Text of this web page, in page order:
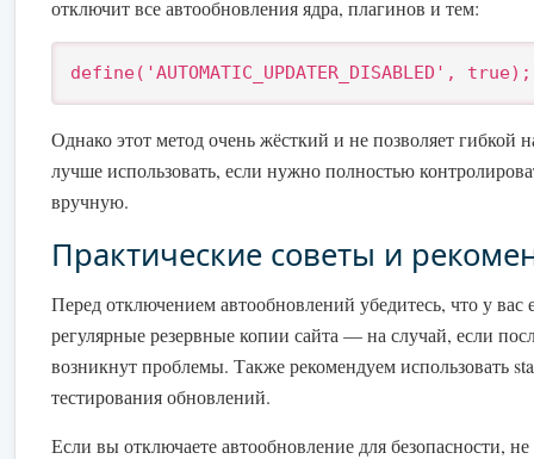
отключит все автообновления ядра, плагинов и тем:
define('AUTOMATIC_UPDATER_DISABLED', true);
Однако этот метод очень жёсткий и не позволяет гибкой
лучше использовать, если нужно полностью
вручную.
Практические советы и
Перед отключением автообновлений убедитесь, что у вас
регулярные резервные копии сайта — на случай, если
возникнут проблемы. Также рекомендуем использовать
тестирования обновлений.
Если вы отключаете автообновление для безопасности, не